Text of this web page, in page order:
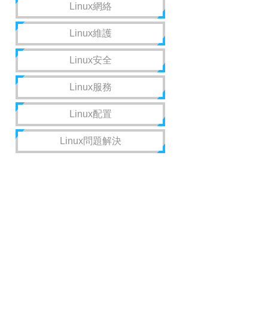
Linux網絡
Linux維護
Linux安全
Linux服務
Linux配置
Linux問題解決